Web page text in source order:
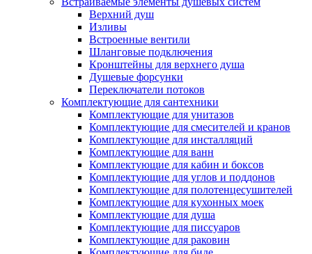
Верхний душ
Изливы
Встроенные вентили
Шланговые подключения
Кронштейны для верхнего душа
Душевые форсунки
Переключатели потоков
Комплектующие для сантехники
Комплектующие для унитазов
Комплектующие для смесителей и кранов
Комплектующие для инсталляций
Комплектующие для ванн
Комплектующие для кабин и боксов
Комплектующие для углов и поддонов
Комплектующие для полотенцесушителей
Комплектующие для кухонных моек
Комплектующие для душа
Комплектующие для писсуаров
Комплектующие для раковин